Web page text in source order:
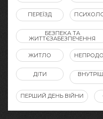
ПЕРЕЇЗД
БЕЗПЕКА ТА
ЖИТТЄЗАБЕЗПЕЧЕННЯ
ЖИТЛО
ДІТИ
ПЕРШИЙ ДЕНЬ ВІЙНИ